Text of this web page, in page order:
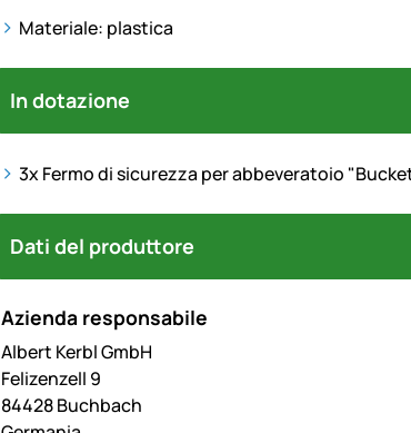
Materiale: plastica
In dotazione
3xFermo di sicurezza per abbeveratoio
Dati del produttore
Azienda responsabile
Albert Kerbl GmbH
Felizenzell 9
84428 Buchbach